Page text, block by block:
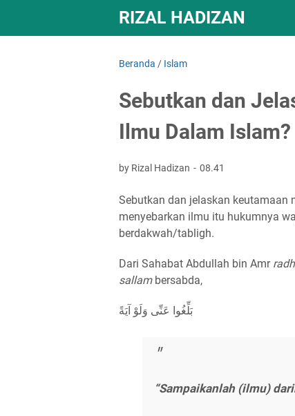
RIZAL HADIZAN
Beranda / Islam
Sebutkan dan
Ilmu Dalam Islam?
by Rizal Hadizan 08.41
Sebutkan dan jelaskan keutamaan
menyebarkan ilmu itu hukumnya
berdakwah/tabligh.
Dari Sahabat Abdullah bin Amr
sallambersabda,
بَلِّغُوا عَنِّى وَلَوْ آيَةً
“Sampaikanlah (ilmu)